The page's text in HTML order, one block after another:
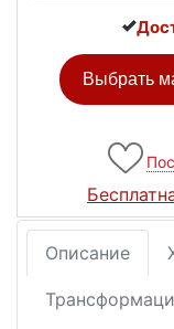
Выбрать
Описание